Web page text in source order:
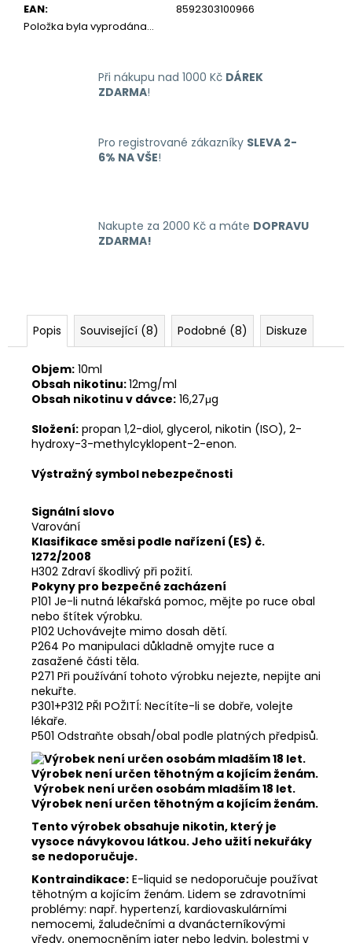
EAN:
8592303100966
Položka byla vyprodána…
Při nákupu nad 1000 Kč DÁREK
ZDARMA!
Pro registrované zákazníky SLEVA 2-
6% NA VŠE!
Nakupte za 2000 Kč a máte DOPRAVU
ZDARMA!
Popis Související (8) Podobné (8) Diskuze
Objem: 10ml
Obsah nikotinu:12mg/ml
Obsah nikotinu v dávce: 16,27μg
Složení: propan 1,2-diol, glycerol, nikotin (ISO), 2-
hydroxy-3-methylcyklopent-2-enon.
Výstražný symbol nebezpečnosti
Signální slovo
Varování
Klasifikace směsi podle nařízení (ES) č.
1272/2008
H302 Zdraví škodlivý při požití.
Pokyny pro bezpečné zacházení
P101 Je-li nutná lékařská pomoc, mějte po ruce obal
nebo štítek výrobku.
P102 Uchovávejte mimo dosah dětí.
P264 Po manipulaci důkladně omyjte ruce a
zasažené části těla.
P271 Při používání tohoto výrobku nejezte, nepijte ani
nekuřte.
P301+P312 PŘI POŽITÍ: Necítíte-li se dobře, volejte
lékaře.
P501 Odstraňte obsah/obal podle platných předpisů.
Výrobek není určen osobám mladším 18 let.
Výrobek není určen těhotným a kojícím ženám.
Tento výrobek obsahuje nikotin, který je
vysoce návykovou látkou. Jeho užití nekuřáky
se nedoporučuje.
Kontraindikace: E-liquid se nedoporučuje používat
těhotným a kojícím ženám. Lidem se zdravotními
problémy: např. hypertenzí, kardiovaskulárními
nemocemi, žaludečními a dvanácterníkovými
vředy, onemocněním jater nebo ledvin, bolestmi v
OXVA
XLIM